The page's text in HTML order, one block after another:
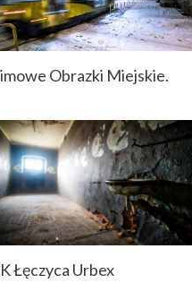
Obrazki Miejskie.
Łęczyca Urbex